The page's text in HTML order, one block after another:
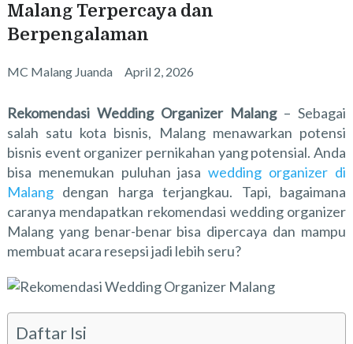
Malang Terpercaya dan
Berpengalaman
MC Malang Juanda April 2, 2026
Rekomendasi Wedding Organizer Malang–Sebagai
salah satu kota bisnis, Malang menawarkan potensi
bisnis event organizer pernikahan yang potensial. Anda
bisa menemukan puluhan jasawedding organizer di
Malangdengan harga terjangkau. Tapi, bagaimana
caranya mendapatkan rekomendasi wedding organizer
Malangyang benar-benar bisa dipercaya dan mampu
membuat acara resepsi jadi lebih seru?
Daftar Isi